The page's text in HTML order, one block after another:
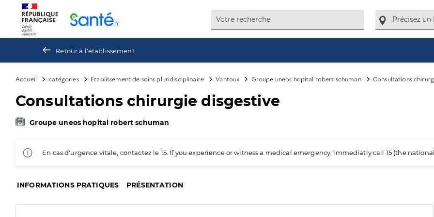
Retour à l'établissement
Accueil catégories Etablissement de soins pluridisciplinaire Vantoux Groupe uneos hopital robert schuman Consultations
Consultations chirurgie disgestive
Groupe uneos hopital robert schuman
En cas d'urgence vitale, contactez le 15. If you experience or witness a medical emergency, immediatly call 15 (the
INFORMATIONS PRATIQUES PRÉSENTATION
Panneau de gestion des cookies